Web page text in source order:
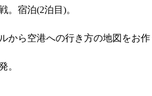
宿泊(2泊目)。
ら空港への行き方の地図をお作
。